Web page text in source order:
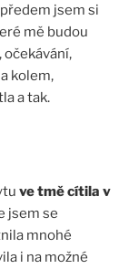
jsem si
mě budou
očekávání,
kolem,
a tak.
ve tmě cítila v
jsem se
mnohé
i na možné